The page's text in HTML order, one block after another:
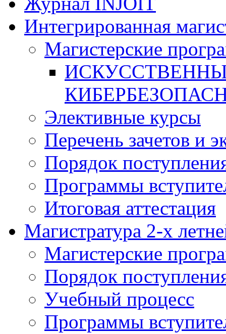
Интегрированная
Магистерские
Элективные курсы
Перечень зачетов и
Порядок
Программы
Итоговая аттестация
Магистратура 2-х
Магистерские
Порядок
Учебный процесс
Программы